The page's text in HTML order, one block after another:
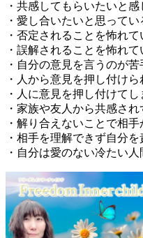
・共感してもらいたいと
・愛し合いたいと思ってい
・否定されることを怖れて
・誤解されることを怖れて
・自分の意見を言うのが苦
・人から意見を押し付け
・人に意見を押し付けて
・家族や友人から共感さ
・解り合えないことで相
・相手を理解できず自分
・自分は愛のない冷たい